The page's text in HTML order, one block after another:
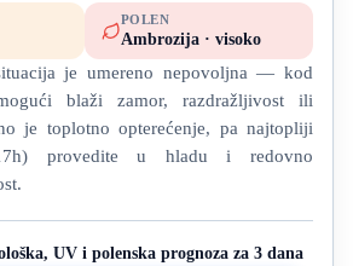
POLEN
Ambrozija · visoko
je umereno nepovoljna — kod
blaži zamor, razdražljivost ili
je toplotno opterećenje, pa najtopliji
provedite u hladu i redovno
UV i polenska prognoza za 3 dana